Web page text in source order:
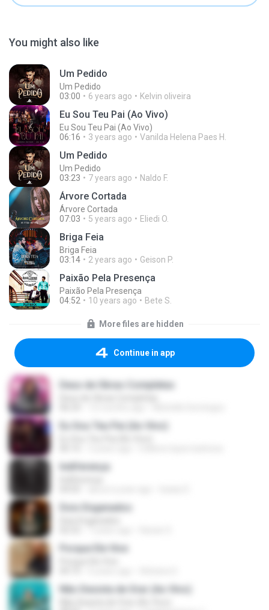
You might also like
Um Pedido
Um Pedido
03:00
6 years ago Kelvin oliveira
Eu Sou Teu Pai (Ao Vivo)
Eu Sou Teu Pai (Ao Vivo)
06:16
3 years ago Vanilda Helena Paes H.
Um Pedido
Um Pedido
03:23
7 years ago Naldo F.
Árvore Cortada
Árvore Cortada
07:03
5 years ago Eliedi O.
Briga Feia
Briga Feia
03:14
2 years ago Geison P.
Paixão Pela Presença
Paixão Pela Presença
04:52
10 years ago Bete S.
More files are hidden
Continue in app
Deus de Obras Completas
Eu Sou Teu Pai (Ao Vivo)
Indiferença
Dois Enganados
Porque Ele Vive
Não Desista de Orar (Ao Vivo)